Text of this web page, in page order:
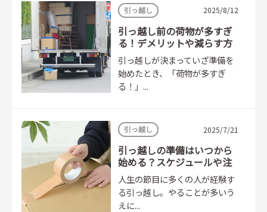
引っ越し 2025/8/12
引っ越し前の荷物が多すぎ
る！デメリットや減らす方
法とは
引っ越しが決まっていざ準備を
始めたとき、「荷物が多すぎ
る！」...
引っ越し 2025/7/21
引っ越しの準備はいつから
始める？スケジュールや注
意点を解説
人生の節目に多くの人が経験す
る引っ越し。やることが多いう
えに...